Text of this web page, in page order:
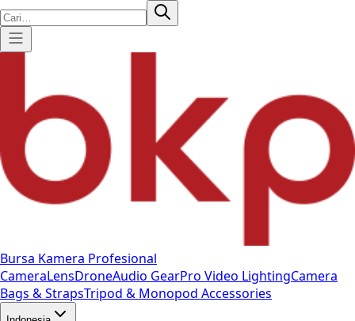
Bursa Kamera Profesional
CameraLensDroneAudio GearPro Video LightingCamera
Bags & StrapsTripod & Monopod Accessories